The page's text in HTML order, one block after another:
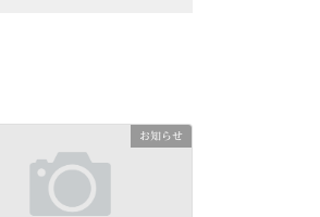
お知らせ